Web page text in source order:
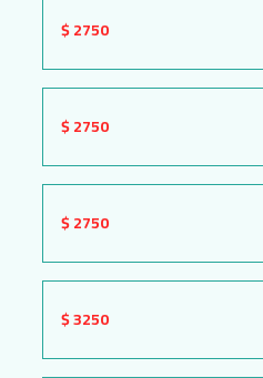
2750 $
2750 $
2750 $
3250 $